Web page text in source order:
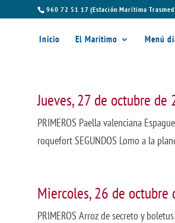
960 72 51 17 (Estación Marítima
Inicio El Marítimo Menú
Jueves, 27 de octubre de
PRIMEROS Paella valenciana
roquefort SEGUNDOS Lomo a la
Miercoles, 26 de octubre
PRIMEROS Arroz de secreto y